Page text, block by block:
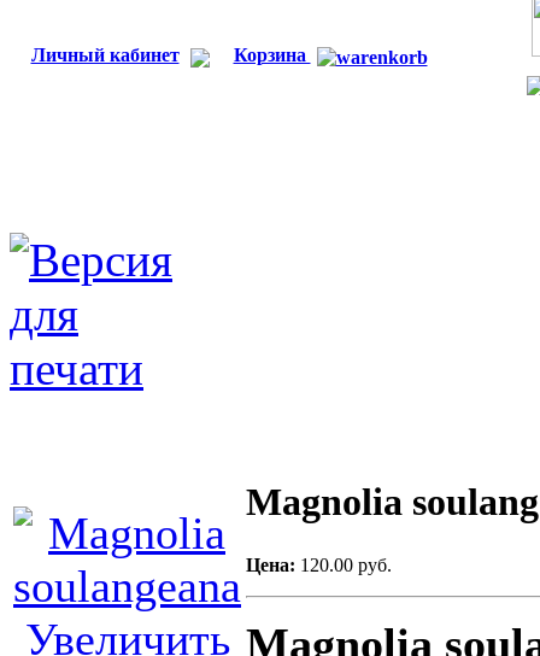
Личный кабинет Корзина
Увеличить
Magnolia
Цена: 120.00 руб.
Magnolia